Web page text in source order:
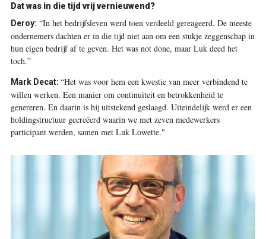
Dat was in die tijd vrij vernieuwend?
Deroy: “In het bedrijfs­leven werd toen verdeeld gereageerd. De meeste
ondernemers dachten er in die tijd niet aan om een stukje zeggenschap in
hun eigen bedrijf af te geven. Het was not done, maar Luk deed het
toch.”
Mark Decat: “Het was voor hem een kwestie van meer verbindend te
willen werken. Een manier om continuïteit en betrokkenheid te
genereren. En daarin is hij uitstekend geslaagd. Uiteindelijk werd er een
holdingstructuur gecreëerd waarin we met zeven medewerkers
participant werden, samen met Luk Lowette."